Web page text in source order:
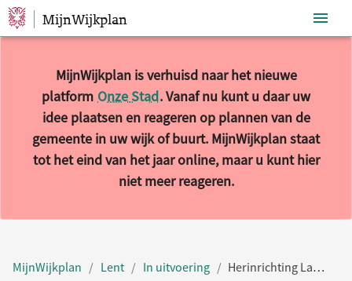
Sla navigatie over
MijnWijkplan
MijnWijkplan is verhuisd naar het nieuwe
platform Onze Stad. Vanaf nu kunt u daar uw
idee plaatsen en reageren op plannen van de
gemeente in uw wijk of buurt. MijnWijkplan staat
tot het eind van het jaar online, maar u kunt hier
niet meer reageren.
MijnWijkplan Lent In uitvoering Herinrichting Laauwikstraat